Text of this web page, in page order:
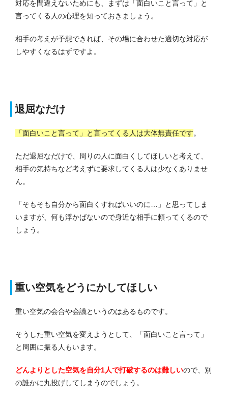
対応を間違えないためにも、まずは「面白いこと言って」と
言ってくる人の心理を知っておきましょう。
相手の考えが予想できれば、その場に合わせた適切な対応が
しやすくなるはずですよ。
退屈なだけ
「面白いこと言って」と言ってくる人は大体無責任です。
ただ退屈なだけで、周りの人に面白くしてほしいと考えて、
相手の気持ちなど考えずに要求してくる人は少なくありませ
ん。
「そもそも自分から面白くすればいいのに…」と思ってしま
いますが、何も浮かばないので身近な相手に頼ってくるので
しょう。
重い空気をどうにかしてほしい
重い空気の会合や会議というのはあるものです。
そうした重い空気を変えようとして、「面白いこと言って」
と周囲に振る人もいます。
どんよりとした空気を自分1人で打破するのは難しいので、別
の誰かに丸投げしてしまうのでしょう。